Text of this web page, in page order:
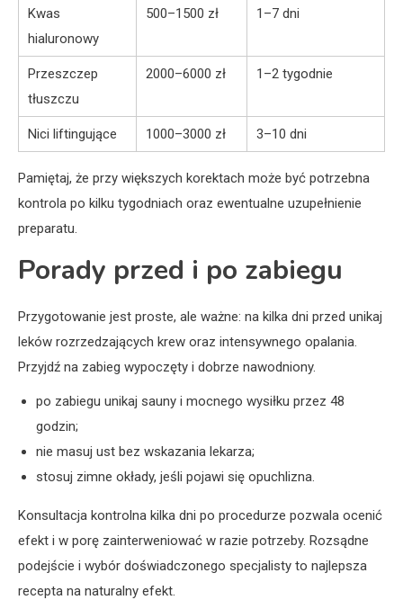
Kwas
hialuronowy
500–1500 zł 1–7 dni
Przeszczep
tłuszczu
2000–6000 zł 1–2 tygodnie
Nici liftingujące 1000–3000 zł 3–10 dni
Pamiętaj, że przy większych korektach może być potrzebna
kontrola po kilku tygodniach oraz ewentualne uzupełnienie
preparatu.
Porady przed i po zabiegu
Przygotowanie jest proste, ale ważne: na kilka dni przed unikaj
leków rozrzedzających krew oraz intensywnego opalania.
Przyjdź na zabieg wypoczęty i dobrze nawodniony.
po zabiegu unikaj sauny i mocnego wysiłku przez 48
godzin;
nie masuj ust bez wskazania lekarza;
stosuj zimne okłady, jeśli pojawi się opuchlizna.
Konsultacja kontrolna kilka dni po procedurze pozwala ocenić
efekt i w porę zainterweniować w razie potrzeby. Rozsądne
podejście i wybór doświadczonego specjalisty to najlepsza
recepta na naturalny efekt.